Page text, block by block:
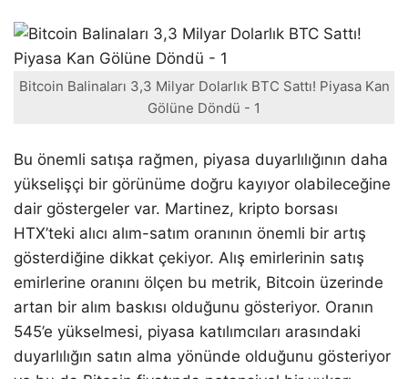
Bitcoin Balinaları 3,3 Milyar Dolarlık BTC Sattı! Piyasa Kan
Gölüne Döndü - 1
Bu önemli satışa rağmen, piyasa duyarlılığının daha
yükselişçi bir görünüme doğru kayıyor olabileceğine
dair göstergeler var. Martinez, kripto borsası
HTX’teki alıcı alım-satım oranının önemli bir artış
gösterdiğine dikkat çekiyor. Alış emirlerinin satış
emirlerine oranını ölçen bu metrik, Bitcoin üzerinde
artan bir alım baskısı olduğunu gösteriyor. Oranın
545’e yükselmesi, piyasa katılımcıları arasındaki
duyarlılığın satın alma yönünde olduğunu gösteriyor